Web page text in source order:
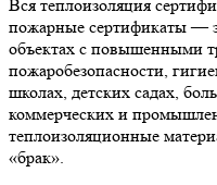
Вся теплоизоляция
пожарные сертификаты —
объектах с повышенными
пожаробезопасности,
школах, детских садах,
коммерческих и
теплоизоляционные
«брак».